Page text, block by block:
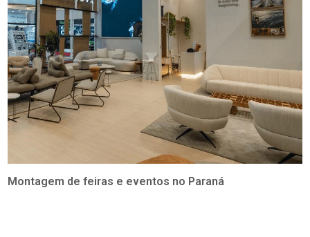
Montagem de feiras e eventos no Paraná